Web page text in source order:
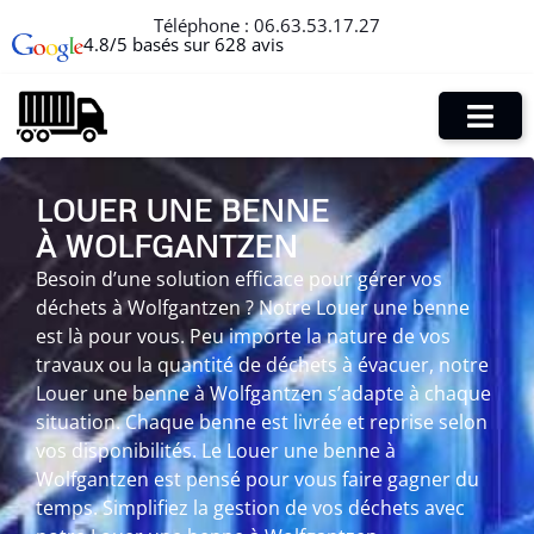
Téléphone : 06.63.53.17.27
4.8/5 basés sur 628 avis
LOUER UNE BENNE
À WOLFGANTZEN
Besoin d’une solution efficace pour gérer vos
déchets à Wolfgantzen ? Notre Louer une benne
est là pour vous. Peu importe la nature de vos
travaux ou la quantité de déchets à évacuer, notre
Louer une benne à Wolfgantzen s’adapte à chaque
situation. Chaque benne est livrée et reprise selon
vos disponibilités. Le Louer une benne à
Wolfgantzen est pensé pour vous faire gagner du
temps. Simplifiez la gestion de vos déchets avec